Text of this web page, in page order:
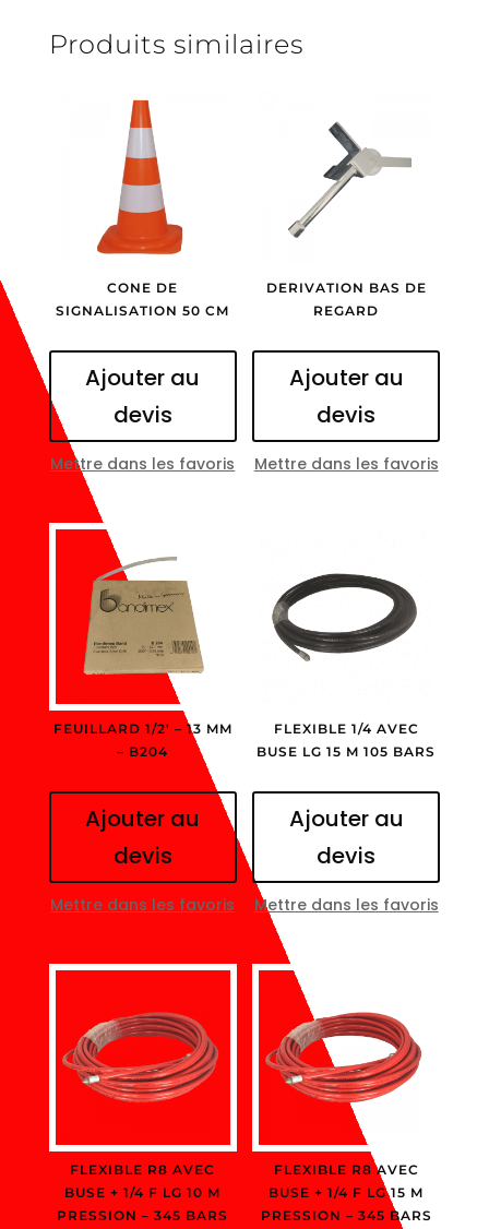
Produits similaires
CONE DE
SIGNALISATION 50 CM
Ajouter au
devis
Mettre dans les favoris
DERIVATION BAS DE
REGARD
Ajouter au
devis
Mettre dans les favoris
FEUILLARD 1/2′ – 13 MM
– B204
Ajouter au
devis
Mettre dans les favoris
FLEXIBLE 1/4 AVEC
BUSE LG 15 M 105 BARS
Ajouter au
devis
Mettre dans les favoris
FLEXIBLE R8 AVEC
BUSE + 1/4 F LG 10 M
PRESSION – 345 BARS
FLEXIBLE R8 AVEC
BUSE + 1/4 F LG 15 M
PRESSION – 345 BARS